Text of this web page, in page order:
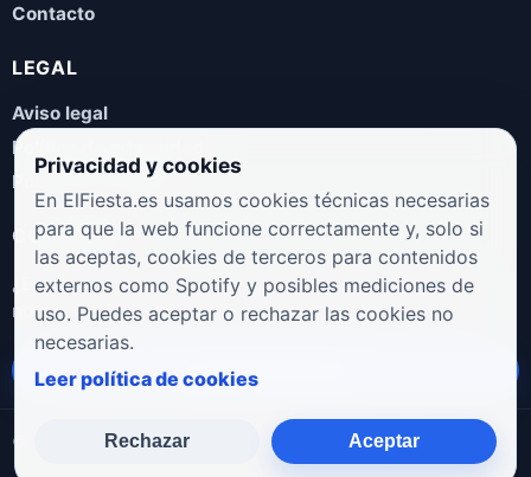
Contacto
LEGAL
Aviso legal
Política de privacidad
Política de cookies
COLABORA
¿Eres artista, manager, sello o promotor? Envíanos tus
novedades, galas, entrevistas o propuestas musicales.
Enviar propuesta
© 2026 ElFiesta.es Noticias · Galas · Entrevistas · Música
Privacidad y cookies
En ElFiesta.es usamos cookies técnicas necesarias
para que la web funcione correctamente y, solo si
las aceptas, cookies de terceros para contenidos
externos como Spotify y posibles mediciones de
uso. Puedes aceptar o rechazar las cookies no
necesarias.
Leer política de cookies
Rechazar Aceptar